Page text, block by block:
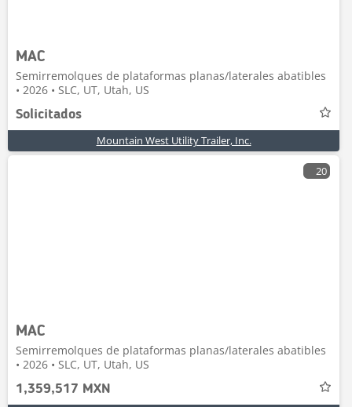
MAC
Semirremolques de plataformas planas/laterales abatibles
• 2026 • SLC, UT, Utah, US
Solicitados
Mountain West Utility Trailer, Inc.
20
MAC
Semirremolques de plataformas planas/laterales abatibles
• 2026 • SLC, UT, Utah, US
1,359,517 MXN